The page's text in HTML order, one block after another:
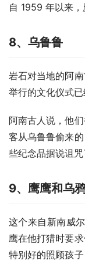
自 1959 年以来，
8、乌鲁鲁
岩石对当地的阿
举行的文化仪式
阿南古人说，他
客从乌鲁鲁偷来
些纪念品据说诅咒
9、鹰鹰和乌
这个来自新南威
鹰在他打猎时要
特别好的照顾孩